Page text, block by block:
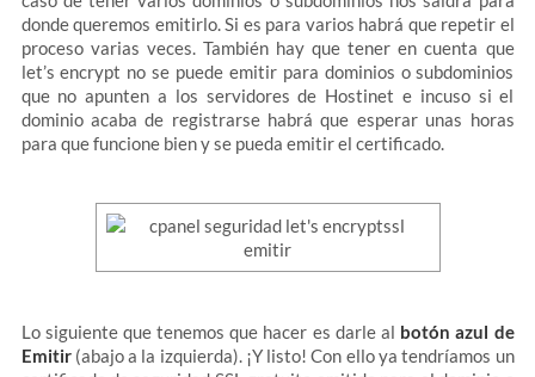
donde queremos emitirlo. Si es para varios habrá que repetir el
proceso varias veces. También hay que tener en cuenta que
let’s encrypt no se puede emitir para dominios o subdominios
que no apunten a los servidores de Hostinet e incuso si el
dominio acaba de registrarse habrá que esperar unas horas
para que funcione bien y se pueda emitir el certificado.
Lo siguiente que tenemos que hacer es darle al botón azul de
Emitir(abajo a la izquierda). ¡Y listo! Con ello ya tendríamos un